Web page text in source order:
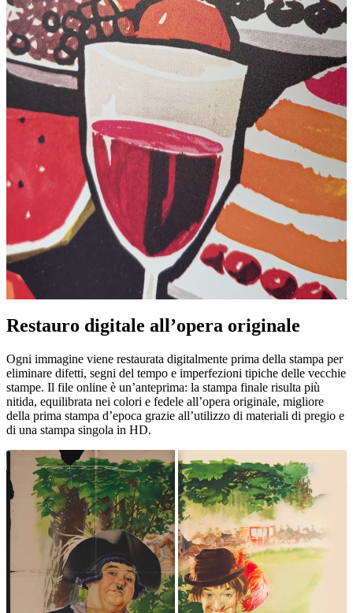
Restauro digitale all’opera originale
Ogni immagine viene restaurata digitalmente prima della stampa per
eliminare difetti, segni del tempo e imperfezioni tipiche delle vecchie
stampe. Il file online è un’anteprima: la stampa finale risulta più
nitida, equilibrata nei colori e fedele all’opera originale, migliore
della prima stampa d’epoca grazie all’utilizzo di materiali di pregio e
di una stampa singola in HD.